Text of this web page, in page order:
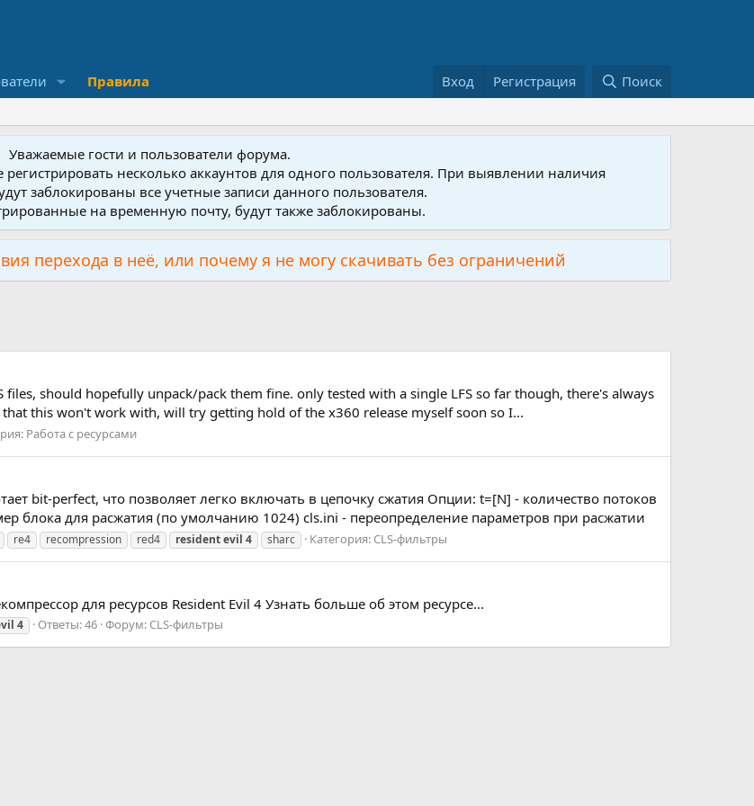
Правила Вход Регистрация Поиск
Уважаемые гости и пользователи форума.
несколько аккаунтов для одного пользователя. При выявлении наличия
заблокированы все учетные записи данного пользователя.
на временную почту, будут также заблокированы.
перехода в неё, или почему я не могу скачивать без ограничений
should hopefully unpack/pack them fine. only tested with a single LFS so far though, there's always
this won't work with, will try getting hold of the x360 release myself soon so I...
Работа с ресурсами
bit-perfect, что позволяет легко включать в цепочку сжатия Опции: t=[N] - количество потоков
блока для расжатия (по умолчанию 1024) cls.ini - переопределение параметров при расжатии
re4 recompression red4 residentevil 4 sharc Категория: CLS-фильтры
для ресурсов Resident Evil 4 Узнать больше об этом ресурсе...
4 Ответы: 46 Форум: CLS-фильтры